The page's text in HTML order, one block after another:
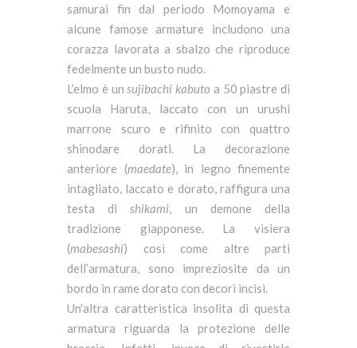
samurai fin dal periodo Momoyama e
alcune famose armature includono una
corazza lavorata a sbalzo che riproduce
fedelmente un busto nudo.
L’elmo è unsujibachi kabuto a 50 piastre di
scuola Haruta, laccato con un urushi
marrone scuro e rifinito con quattro
shinodare dorati. La decorazione
anteriore (maedate), in legno finemente
intagliato, laccato e dorato, raffigura una
testa dishikami, un demone della
tradizione giapponese. La visiera
(mabesashi) così come altre parti
dell’armatura, sono impreziosite da un
bordo in rame dorato con decori incisi.
Un'altra caratteristica insolita di questa
armatura riguarda la protezione delle